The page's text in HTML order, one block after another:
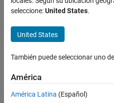
¿Qué tan útil
seleccione:United States.
United States
También puede seleccionar uno
América
América Latina (Español)